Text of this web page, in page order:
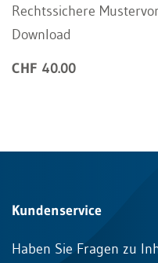
Rechtssichere
Download
CHF 40.00
Kundenservice
Haben Sie Fragen zu